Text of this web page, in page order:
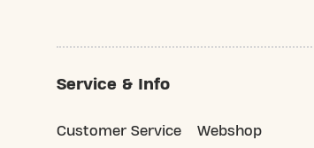
Service & Info
Customer Service
Webshop